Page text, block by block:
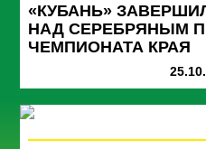
«КУБАНЬ»
НАД СЕРЕБРЯНЫМ
ЧЕМПИОНАТА КРАЯ